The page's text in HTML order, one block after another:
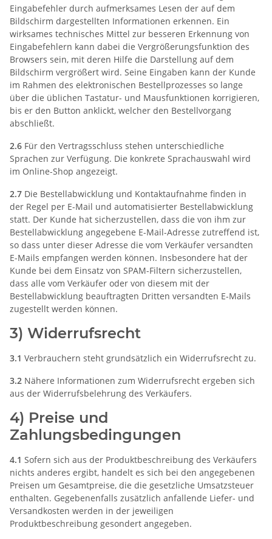
Eingabefehler durch aufmerksames Lesen der auf dem
Bildschirm dargestellten Informationen erkennen. Ein
wirksames technisches Mittel zur besseren Erkennung von
Eingabefehlern kann dabei die Vergrößerungsfunktion des
Browsers sein, mit deren Hilfe die Darstellung auf dem
Bildschirm vergrößert wird. Seine Eingaben kann der Kunde
im Rahmen des elektronischen Bestellprozesses so lange
über die üblichen Tastatur- und Mausfunktionen korrigieren,
bis er den Button anklickt, welcher den Bestellvorgang
abschließt.
2.6 Für den Vertragsschluss stehen unterschiedliche
Sprachen zur Verfügung. Die konkrete Sprachauswahl wird
im Online-Shop angezeigt.
2.7 Die Bestellabwicklung und Kontaktaufnahme finden in
der Regel per E-Mail und automatisierter Bestellabwicklung
statt. Der Kunde hat sicherzustellen, dass die von ihm zur
Bestellabwicklung angegebene E-Mail-Adresse zutreffend ist,
so dass unter dieser Adresse die vom Verkäufer versandten
E-Mails empfangen werden können. Insbesondere hat der
Kunde bei dem Einsatz von SPAM-Filtern sicherzustellen,
dass alle vom Verkäufer oder von diesem mit der
Bestellabwicklung beauftragten Dritten versandten E-Mails
zugestellt werden können.
3) Widerrufsrecht
3.1 Verbrauchern steht grundsätzlich ein Widerrufsrecht zu.
3.2 Nähere Informationen zum Widerrufsrecht ergeben sich
aus der Widerrufsbelehrung des Verkäufers.
4) Preise und
Zahlungsbedingungen
4.1 Sofern sich aus der Produktbeschreibung des Verkäufers
nichts anderes ergibt, handelt es sich bei den angegebenen
Preisen um Gesamtpreise, die die gesetzliche Umsatzsteuer
enthalten. Gegebenenfalls zusätzlich anfallende Liefer- und
Versandkosten werden in der jeweiligen
Produktbeschreibung gesondert angegeben.